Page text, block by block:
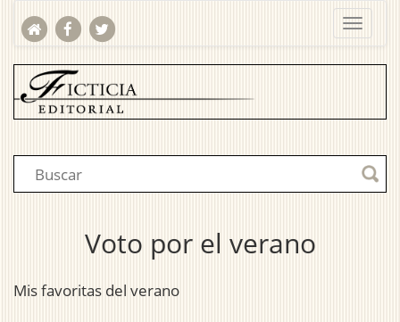
Voto por el verano
Mis favoritas del verano